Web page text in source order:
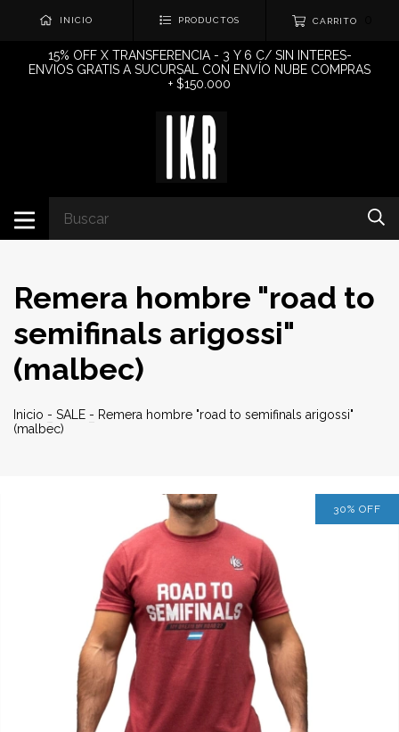
INICIO PRODUCTOS CARRITO
15% OFF X TRANSFERENCIA - 3 Y 6 C/ SIN INTERES-
ENVIOS GRATIS A SUCURSAL CON ENVÍO NUBE COMPRAS
+ $150.000
Remera hombre "road to
semifinals arigossi"
(malbec)
Inicio - SALE - Remera hombre "road to semifinals arigossi"
(malbec)
30% OFF